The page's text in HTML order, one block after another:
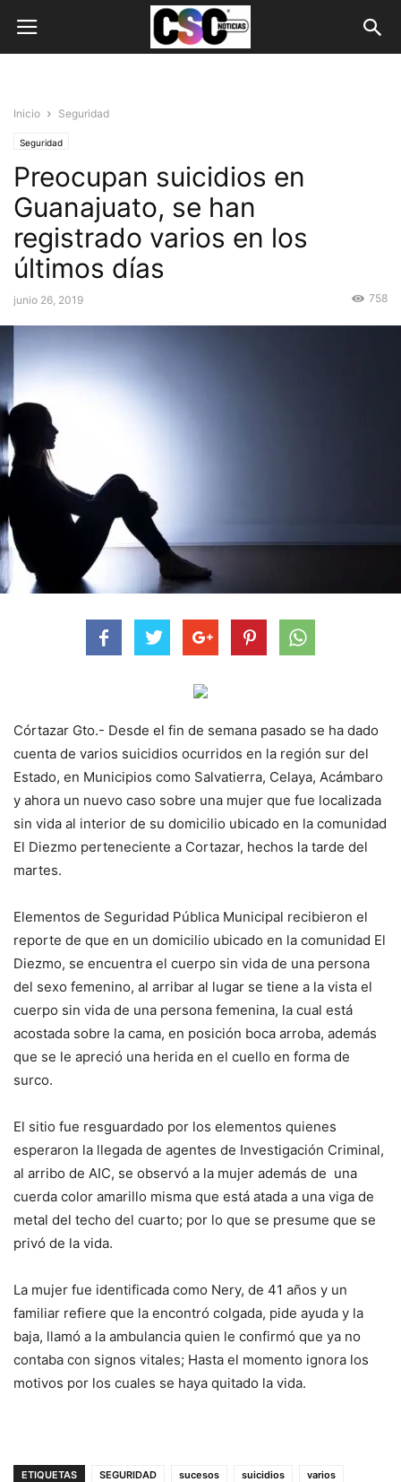
Inicio Seguridad
Seguridad
Preocupan suicidios en
Guanajuato, se han
registrado varios en los
últimos días
junio 26, 2019 758
Córtazar Gto.- Desde el fin de semana pasado se ha dado
cuenta de varios suicidios ocurridos en la región sur del
Estado, en Municipios como Salvatierra, Celaya, Acámbaro
y ahora un nuevo caso sobre una mujer que fue localizada
sin vida al interior de su domicilio ubicado en la comunidad
El Diezmo perteneciente a Cortazar, hechos la tarde del
martes.
Elementos de Seguridad Pública Municipal recibieron el
reporte de que en un domicilio ubicado en la comunidad El
Diezmo, se encuentra el cuerpo sin vida de una persona
del sexo femenino, al arribar al lugar se tiene a la vista el
cuerpo sin vida de una persona femenina, la cual está
acostada sobre la cama, en posición boca arroba, además
que se le apreció una herida en el cuello en forma de
surco.
El sitio fue resguardado por los elementos quienes
esperaron la llegada de agentes de Investigación Criminal,
al arribo de AIC, se observó a la mujer además de una
cuerda color amarillo misma que está atada a una viga de
metal del techo del cuarto; por lo que se presume que se
privó de la vida.
La mujer fue identificada como Nery, de 41 años y un
familiar refiere que la encontró colgada, pide ayuda y la
baja, llamó a la ambulancia quien le confirmó que ya no
contaba con signos vitales; Hasta el momento ignora los
motivos por los cuales se haya quitado la vida.
ETIQUETAS SEGURIDAD sucesos suicidios varios